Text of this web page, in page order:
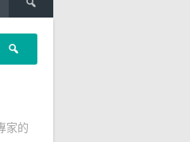
尋
關
鍵
家的